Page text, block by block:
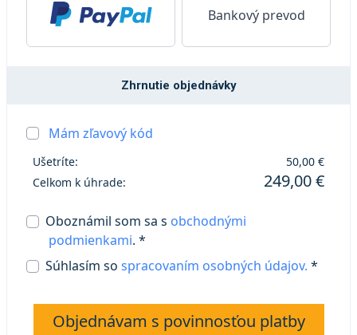
Bankový prevod
Zhrnutie objednávky
Mám zľavový kód
Ušetríte:
50,00 €
Celkom k úhrade:
249,00 €
Oboznámil som sa s obchodnými
podmienkami. *
Súhlasím so spracovaním osobných údajov. *
Objednávam s povinnosťou platby